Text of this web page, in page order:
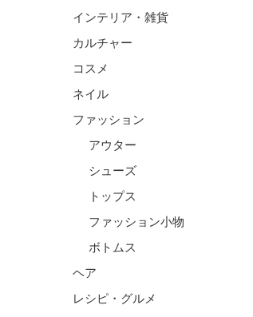
インテリア・雑貨
カルチャー
コスメ
ネイル
ファッション
アウター
シューズ
トップス
ファッション小物
ボトムス
ヘア
レシピ・グルメ